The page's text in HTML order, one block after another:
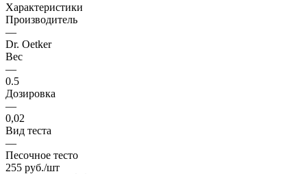
Характеристики
Производитель
—
Dr. Oetker
Вес
—
0.5
Дозировка
—
0,02
Вид теста
—
Песочное тесто
255 руб./шт